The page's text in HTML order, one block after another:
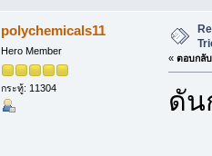
polychemicals11
Hero Member
กระทู้: 11304
« ตอบกลั
ดัน